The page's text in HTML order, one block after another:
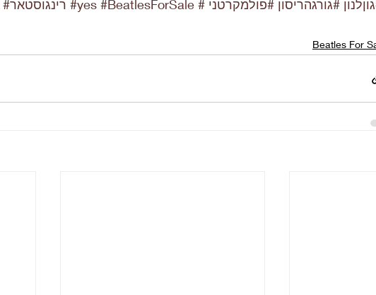
#רינגוסטאר #yes #BeatlesForSale #גורגהריסון #פולמקרטני
Beatles For